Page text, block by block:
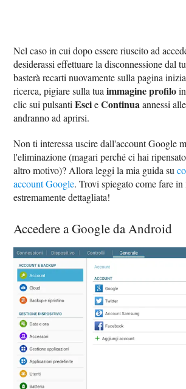
Nel caso in cui dopo essere riuscito ad
desiderassi effettuare la disconnessione dal
basterà recarti nuovamente sulla pagina
ricerca, pigiare sulla tuaimmagine profilo
clic sui pulsantiEscieContinuaannessi
andranno ad aprirsi.
Non ti interessa uscire dall'account Google
l'eliminazione (magari perché ci hai
altro motivo)? Allora leggi la mia guida su
account Google. Trovi spiegato come fare in
estremamente dettagliata!
Accedere a Google da Android